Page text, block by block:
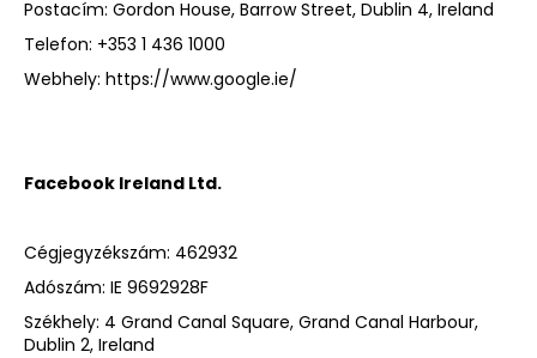
Postacím: Gordon House, Barrow Street, Dublin 4, Ireland
Telefon: +353 1 436 1000
Webhely: https://www.google.ie/
Facebook Ireland Ltd.
Cégjegyzékszám: 462932
Adószám: IE 9692928F
Székhely: 4 Grand Canal Square, Grand Canal Harbour,
Dublin 2, Ireland